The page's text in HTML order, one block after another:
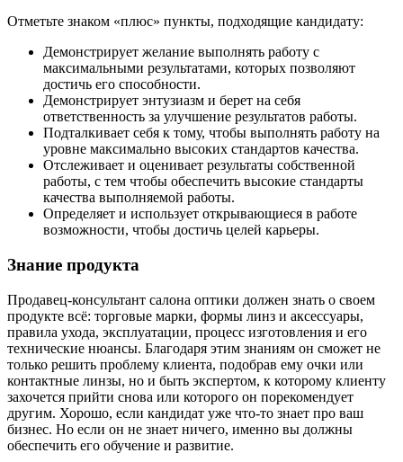
Отметьте знаком «плюс» пункты, подходящие кандидату:
Демонстрирует желание выполнять работу с
максимальными результатами, которых позволяют
достичь его способности.
Демонстрирует энтузиазм и берет на себя
ответственность за улучшение результатов работы.
Подталкивает себя к тому, чтобы выполнять работу на
уровне максимально высоких стандартов качества.
Отслеживает и оценивает результаты собственной
работы, с тем чтобы обеспечить высокие стандарты
качества выполняемой работы.
Определяет и использует открывающиеся в работе
возможности, чтобы достичь целей карьеры.
Знание продукта
Продавец-консультант салона оптики должен знать о своем
продукте всё: торговые марки, формы линз и аксессуары,
правила ухода, эксплуатации, процесс изготовления и его
технические нюансы. Благодаря этим знаниям он сможет не
только решить проблему клиента, подобрав ему очки или
контактные линзы, но и быть экспертом, к которому клиенту
захочется прийти снова или которого он порекомендует
другим. Хорошо, если кандидат уже что-то знает про ваш
бизнес. Но если он не знает ничего, именно вы должны
обеспечить его обучение и развитие.